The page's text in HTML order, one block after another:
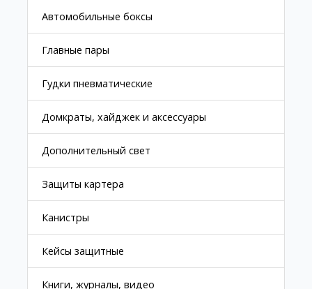
Автомобильные боксы
Главные пары
Гудки пневматические
Домкраты, хайджек и аксессуары
Дополнительный свет
Защиты картера
Канистры
Кейсы защитные
Книги, журналы, видео